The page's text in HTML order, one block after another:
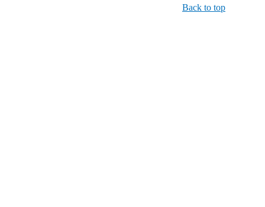
Back to top